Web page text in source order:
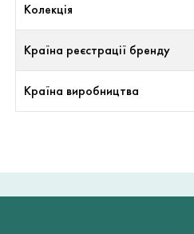
Колекція
Країна реєстрації бренду
Країна виробництва